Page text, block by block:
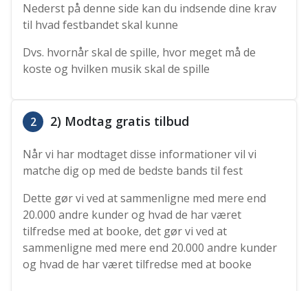
Nederst på denne side kan du indsende dine krav
til hvad festbandet skal kunne
Dvs. hvornår skal de spille, hvor meget må de
koste og hvilken musik skal de spille
2 2) Modtag gratis tilbud
Når vi har modtaget disse informationer vil vi
matche dig op med de bedste bands til fest
Dette gør vi ved at sammenligne med mere end
20.000 andre kunder og hvad de har været
tilfredse med at booke, det gør vi ved at
sammenligne med mere end 20.000 andre kunder
og hvad de har været tilfredse med at booke